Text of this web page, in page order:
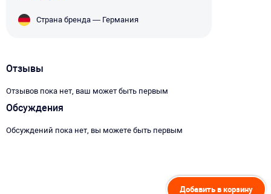
Страна бренда — Германия
Отзывы
Отзывов пока нет, ваш может быть первым
Обсуждения
Обсуждений пока нет, вы можете быть первым
Добавить в корзину